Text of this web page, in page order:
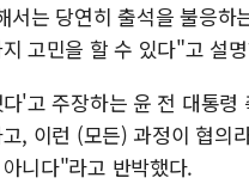
서는 당연히 출석을 불응
고민을 할 수 있다"고 설
'고 주장하는 윤 전 대통
, 이런 (모든) 과정이 협
니다"라고 반박했다.